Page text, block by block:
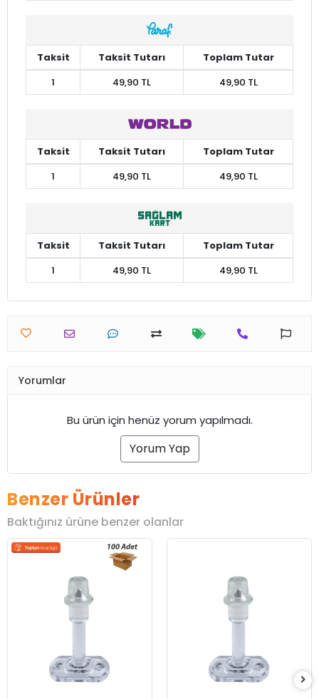
Taksit Taksit Tutarı
Toplam Tutar
1
49,90 TL 49,90 TL
Taksit Taksit Tutarı
Toplam Tutar
1
49,90 TL 49,90 TL
Taksit Taksit Tutarı
Toplam Tutar
1
49,90 TL 49,90 TL
Yorumlar
Bu ürün için henüz yorum yapılmadı.
Yorum Yap
Benzer Ürünler
Baktığınız ürüne benzer olanlar